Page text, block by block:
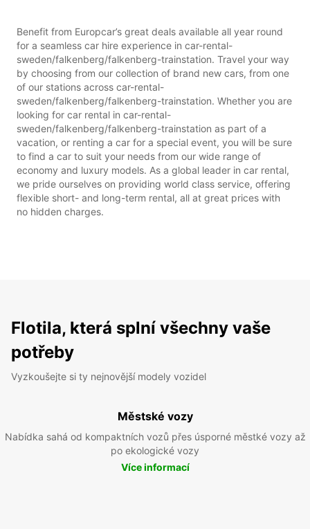
Benefit from Europcar’s great deals available all year round
for a seamless car hire experience in car-rental-
sweden/falkenberg/falkenberg-trainstation. Travel your way
by choosing from our collection of brand new cars, from one
of our stations across car-rental-
sweden/falkenberg/falkenberg-trainstation. Whether you are
looking for car rental in car-rental-
sweden/falkenberg/falkenberg-trainstation as part of a
vacation, or renting a car for a special event, you will be sure
to find a car to suit your needs from our wide range of
economy and luxury models. As a global leader in car rental,
we pride ourselves on providing world class service, offering
flexible short- and long-term rental, all at great prices with
no hidden charges.
Flotila, která splní všechny vaše
potřeby
Vyzkoušejte si ty nejnovější modely vozidel
Městské vozy
Nabídka sahá od kompaktních vozů přes úsporné městké vozy až
po ekologické vozy
Více informací